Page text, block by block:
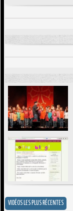
DA SCIMULÌ
VIDÉOS LES PLUS RÉCENTES